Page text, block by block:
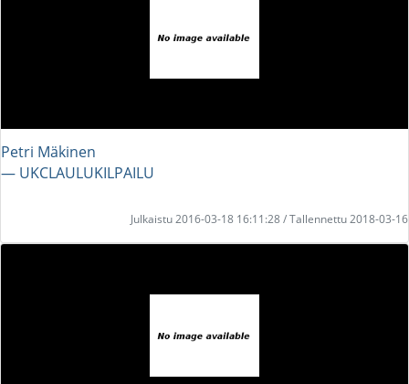
Petri Mäkinen
― UKCLAULUKILPAILU
Julkaistu 2016-03-18 16:11:28 / Tallennettu 2018-03-16